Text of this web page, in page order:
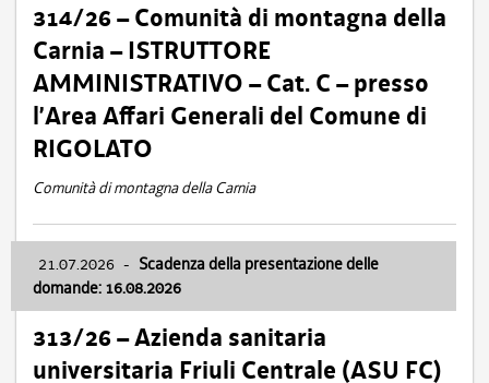
314/26 – Comunità di montagna della
Carnia – ISTRUTTORE
AMMINISTRATIVO – Cat. C – presso
l’Area Affari Generali del Comune di
RIGOLATO
Comunità di montagna della Carnia
21.07.2026 - Scadenza della presentazione delle
domande: 16.08.2026
313/26 – Azienda sanitaria
universitaria Friuli Centrale (ASU FC)